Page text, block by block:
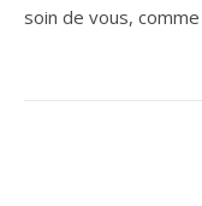
soin de vous,